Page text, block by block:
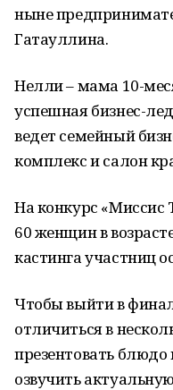
ныне
Гатауллина.
Нелли – мама 10-
успешная бизнес-
ведет семейный
комплекс и салон
На конкурс «Миссис
60 женщин в
кастинга участниц
Чтобы выйти в
отличиться в
презентовать блюдо
озвучить